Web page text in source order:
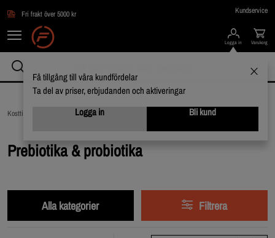
Fri frakt över 5000 kr Kundservice
Logga in
Få tillgång till våra kundfördelar
Ta del av priser, erbjudanden och aktiveringar
Logga in
Bli kund
Varukorg
Kosttillskott / Vitaminer & Mineraler /
Prebiotika & probiotika
Alla kategorier Filtrera